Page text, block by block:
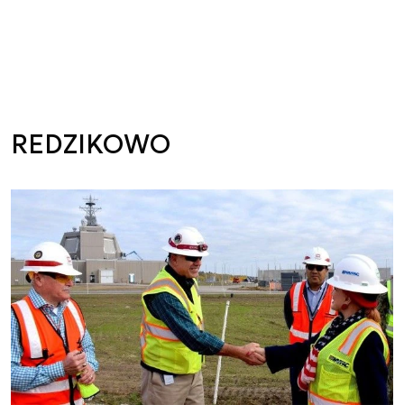
REDZIKOWO